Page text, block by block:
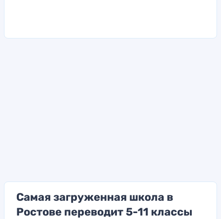
Самая загруженная школа в
Ростове переводит 5-11 классы